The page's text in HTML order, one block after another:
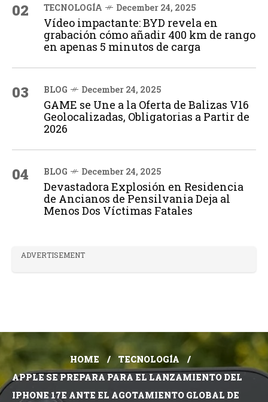
02 TECNOLOGÍA December 24, 2025
Vídeo impactante: BYD revela en
grabación cómo añadir 400 km de rango
en apenas 5 minutos de carga
03 BLOG December 24, 2025
GAME se Une a la Oferta de Balizas V16
Geolocalizadas, Obligatorias a Partir de
2026
04 BLOG December 24, 2025
Devastadora Explosión en Residencia
de Ancianos de Pensilvania Deja al
Menos Dos Víctimas Fatales
ADVERTISEMENT
HOME
TECNOLOGÍA
APPLE SE PREPARA PARA EL LANZAMIENTO DEL
IPHONE 17E ANTE EL AGOTAMIENTO GLOBAL DE